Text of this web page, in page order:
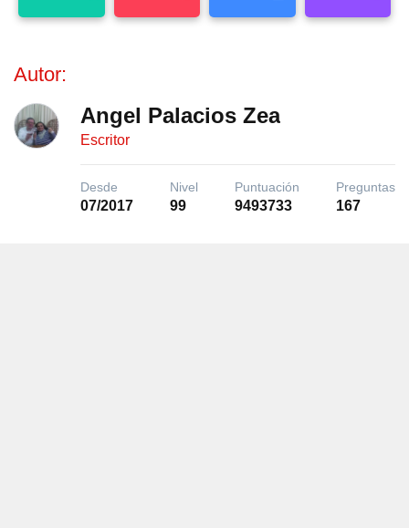
Autor:
Angel Palacios Zea
Escritor
Desde
07/2017
Nivel
99
Puntuación
9493733
Preguntas
167